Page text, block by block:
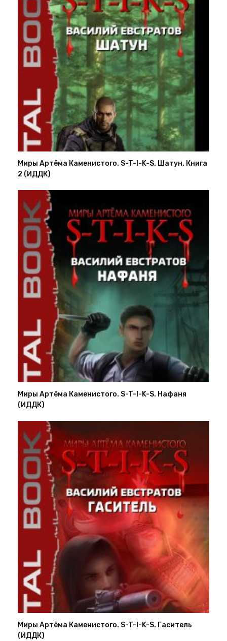
Миры Артёма Каменистого. S-T-I-K-S. Шатун. Книга
2 (ИДДК)
Миры Артёма Каменистого. S-T-I-K-S. Нафаня
(ИДДК)
Миры Артёма Каменистого. S-T-I-K-S. Гаситель
(ИДДК)